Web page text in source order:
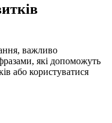
важливо
які допоможуть
або користуватися